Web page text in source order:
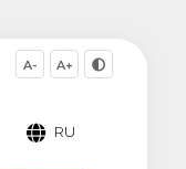
A- A+
RU